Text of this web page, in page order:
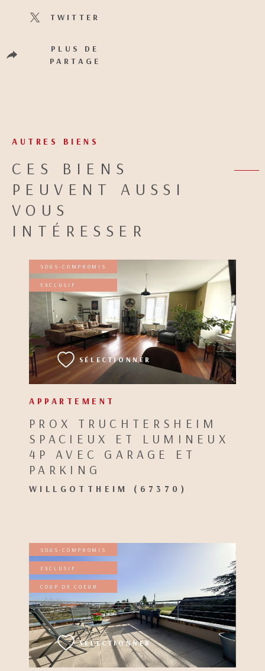
TWITTER
PLUS DE
PARTAGE
AUTRES BIENS
CES BIENS
PEUVENT AUSSI
VOUS
INTÉRESSER
APPARTEMENT
PROX TRUCHTERSHEIM
SPACIEUX ET LUMINEUX
4P AVEC GARAGE ET
PARKING
WILLGOTTHEIM (67370)
SOUS-COMPROMIS
EXCLUSIF
SÉLECTIONNER
VOIR LE BIEN
SOUS-COMPROMIS
EXCLUSIF
COUP DE COEUR
SÉLECTIONNER
VOIR LE BIEN